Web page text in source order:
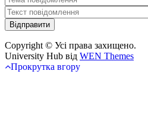
Copyright © Усі права захищено.
University Hub від WEN Themes
Прокрутка вгору